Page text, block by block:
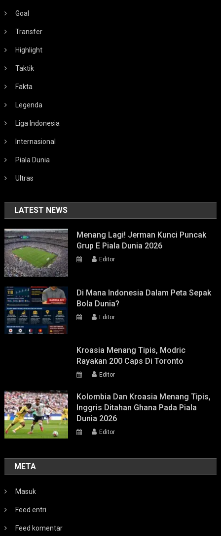
Goal
Transfer
Highlight
Taktik
Fakta
Legenda
Liga Indonesia
Internasional
Piala Dunia
Ultras
LATEST NEWS
Menang Lagi! Jerman Kunci Puncak
Grup E Piala Dunia 2026
Editor
Di Mana Indonesia Dalam Peta Sepak
Bola Dunia?
Editor
Kroasia Menang Tipis, Modric
Rayakan 200 Caps Di Toronto
Editor
Kolombia Dan Kroasia Menang Tipis,
Inggris Ditahan Ghana Pada Piala
Dunia 2026
Editor
META
Masuk
Feed entri
Feed komentar